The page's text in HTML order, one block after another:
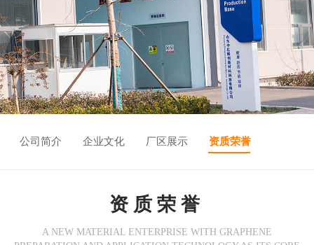
公司简介 企业文化 厂区展示 资质荣誉
资质荣誉
A NEW MATERIAL ENTERPRISE WITH GRAPHENE